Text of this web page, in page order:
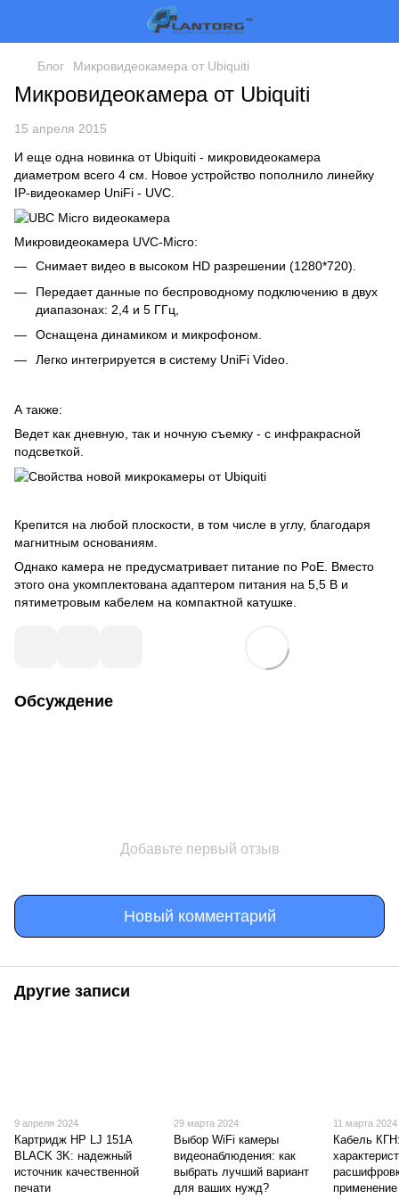
Блог Микровидеокамера от Ubiquiti
Микровидеокамера от Ubiquiti
15 апреля 2015
И еще одна новинка от Ubiquiti - микровидеокамера
диаметром всего 4 см. Новое устройство пополнило линейку
IP-видеокамер UniFi - UVC.
Микровидеокамера UVC-Micro:
Снимает видео в высоком HD разрешении (1280*720).
Передает данные по беспроводному подключению в двух
диапазонах: 2,4 и 5 ГГц,
Оснащена динамиком и микрофоном.
Легко интегрируется в систему UniFi Video.
А также:
Ведет как дневную, так и ночную съемку - с инфракрасной
подсветкой.
Крепится на любой плоскости, в том числе в углу, благодаря
магнитным основаниям.
Однако камера не предусматривает питание по PoE. Вместо
этого она укомплектована адаптером питания на 5,5 В и
пятиметровым кабелем на компактной катушке.
Обсуждение
Добавьте первый отзыв
Новый комментарий
Другие записи
9 апреля 2024
Картридж HP LJ 151A
BLACK 3K: надежный
источник качественной
печати
29 марта 2024
Выбор WiFi камеры
видеонаблюдения: как
выбрать лучший вариант
для ваших нужд?
11 марта 2024
Кабель
применение